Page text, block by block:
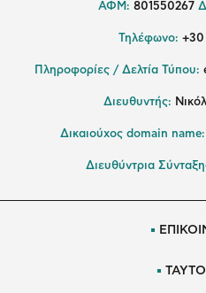
ΑΦΜ: 801550267
Τηλέφωνο: +30
Πληροφορίες / Δελτία Τύπου:
Διευθυντής:
Δικαιούχος domain name:
Διευθύντρια